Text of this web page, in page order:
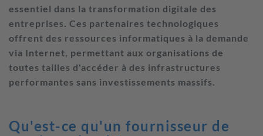
essentiel dans la transformation digitale des
entreprises. Ces partenaires technologiques
offrent des ressources informatiques à la demande
via Internet, permettant aux organisations de
toutes tailles d'accéder à des infrastructures
performantes sans investissements massifs.
Qu'est-ce qu'un fournisseur de